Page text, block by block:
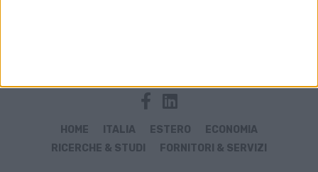
HOME ITALIA ESTERO
ECONOMIA
RICERCHE & STUDI
FORNITORI & SERVIZI